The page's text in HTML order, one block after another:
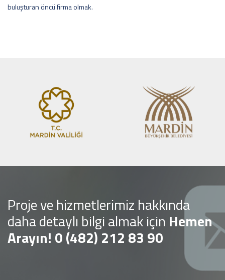
buluşturan öncü firma olmak.
Proje ve hizmetlerimiz hakkında
daha detaylı bilgi almak için Hemen
Arayın! 0 (482) 212 83 90